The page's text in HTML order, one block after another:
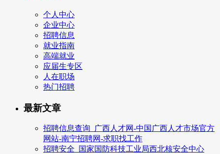
个人中心
企业中心
招聘信息
就业指南
高端就业
应届生专区
人在职场
热门招聘
最新文章
招聘信息查询_广西人才网-中国广西人才市场官方
网站-南宁招聘网-求职找工作
招聘安全_国家国防科技工业局西北核安全中心